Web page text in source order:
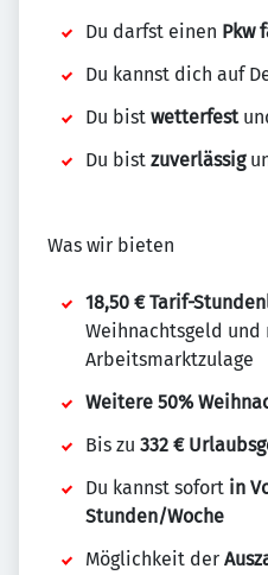
Du darfst einen Pkw
Du kannst dich auf
Du bist wetterfest
Du bist zuverlässig
Was wir bieten
18,50 € Tarif-
Weihnachtsgeld und
Arbeitsmarktzulage
Weitere 50%
Bis zu 332 €
Du kannst sofort in
Stunden/Woche
Möglichkeit der